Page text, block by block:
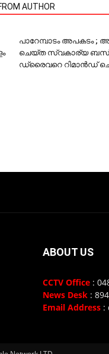
AUTHOR
പാറേമ്പാടം അപകടം ;
ചെയ്ത സ്വകാര്യ ബസ്
ഡ്രൈവറെ റിമാന്‍ഡ്
ABOUT US
CCTV Office :
News Desk :
Email Address :